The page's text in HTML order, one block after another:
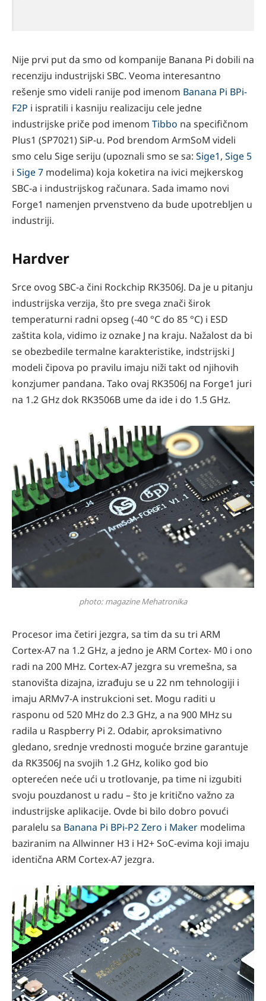
Nije prvi put da smo od kompanije Banana Pi dobili na
recenziju industrijski SBC. Veoma interesantno
rešenje smo videli ranije pod imenom Banana Pi BPi-
F2P i ispratili i kasniju realizaciju cele jedne
industrijske priče pod imenom Tibbo na specifičnom
Plus1 (SP7021) SiP-u. Pod brendom ArmSoM videli
smo celu Sige seriju (upoznali smo se sa: Sige1, Sige 5
i Sige 7 modelima) koja koketira na ivici mejkerskog
SBC-a i industrijskog računara. Sada imamo novi
Forge1 namenjen prvenstveno da bude upotrebljen u
industriji.
Hardver
Srce ovog SBC-a čini Rockchip RK3506J. Da je u pitanju
industrijska verzija, što pre svega znači širok
temperaturni radni opseg (​-40 °C do 85 °C​​) i ESD
zaštita kola, vidimo iz oznake J na kraju. Nažalost da bi
se obezbedile termalne karakteristike, indstrijski J
modeli čipova po pravilu imaju niži takt od njihovih
konzjumer pandana. Tako ovaj RK3506J na Forge1 juri
na 1.2 GHz dok RK3506B ume da ide i do 1.5 GHz.
photo: magazine Mehatronika
Procesor ima četiri jezgra, sa tim da su tri ARM
Cortex-A7 na 1.2 GHz, a jedno je ARM Cortex- M0 i ono
radi na 200 MHz. Cortex-A7 jezgra su vremešna, sa
stanovišta dizajna, izrađuju se u 22 nm tehnologiji i
imaju ARMv7-A instrukcioni set. Mogu raditi u
rasponu od 520 MHz do 2.3 GHz, a na 900 MHz su
radila u Raspberry Pi 2. Odabir, aproksimativno
gledano, srednje vrednosti moguće brzine garantuje
da RK3506J na svojih 1.2 GHz, koliko god bio
opterećen neće ući u trotlovanje, pa time ni izgubiti
svoju pouzdanost u radu – što je kritično važno za
industrijske aplikacije. Ovde bi bilo dobro povući
paralelu sa Banana Pi BPi-P2 Zero i Maker modelima
baziranim na Allwinner H3 i H2+ SoC-evima koji imaju
identična ARM Cortex-A7 jezgra.